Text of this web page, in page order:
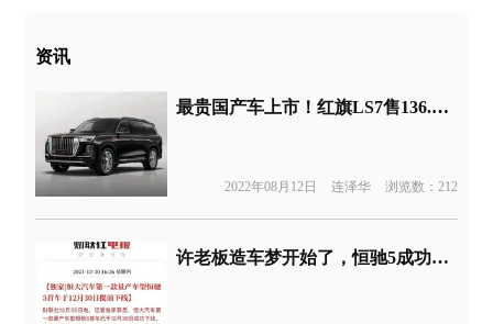
资讯
最贵国产车上市！红旗LS7售136.58万起
2022年08月12日 连泽华 浏览数：212
许老板造车梦开始了，恒驰5成功下线